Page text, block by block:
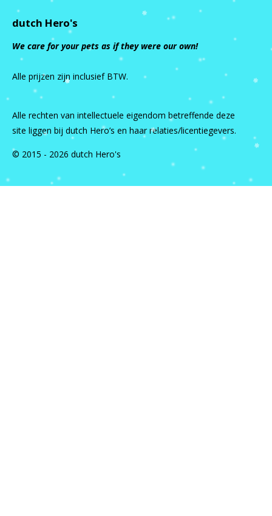
dutch Hero's
We care for your pets as if they were our own!
Alle prijzen zijn inclusief BTW.
Alle rechten van intellectuele eigendom betreffende deze
site liggen bij dutch Hero’s en haar relaties/licentiegevers.
© 2015 - 2026 dutch Hero's